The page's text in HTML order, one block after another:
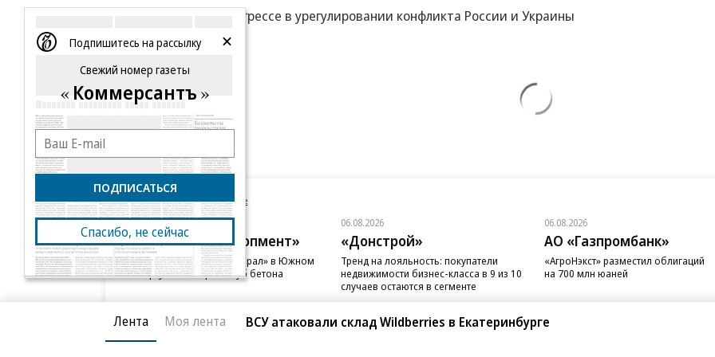
Трамп сообщил о прогрессе в урегулировании конфликта России и Украины
Еще
Новости компаний Все
06.08.2026
ГК «Галс-Девелопмент»
В бизнес-центре «Адмирал» в Южном
порту залит первый куб бетона
06.08.2026
«Донстрой»
Тренд на лояльность: покупатели
недвижимости бизнес-класса в 9 из 10
случаев остаются в сегменте
06.08.2026
АО «Газпромбанк»
«АгроНэкст» разместил облигаций
на 700 млн юаней
Лента Моя лента ВСУ атаковали склад Wildberries в Екатеринбурге
Подпишитесь на рассылку
Свежий номер газеты
Коммерсантъ
ПОДПИСАТЬСЯ
Спасибо, не сейчас